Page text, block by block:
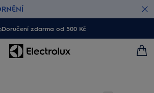
Doručení zdarma od 500 Kč